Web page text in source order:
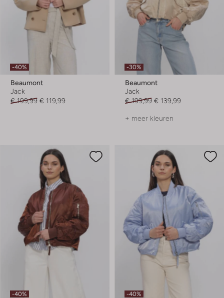
-40%
Beaumont
Jack
€ 199,99 € 119,99
-30%
Beaumont
Jack
€ 199,99 € 139,99
+ meer kleuren
-40% -40%